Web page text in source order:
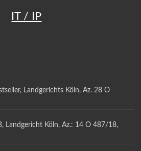
IT / IP
Landgerichts Köln, Az. 28 O
Landgericht Köln, Az.: 14 O 487/18,